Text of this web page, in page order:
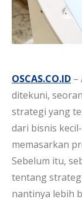
OSCAS.CO.ID –
ditekuni,
strategi yang
dari bisnis
memasarkan
Sebelum itu,
tentang
nantinya lebih